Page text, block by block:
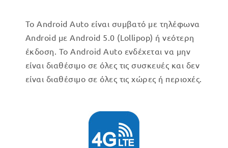
Το Android Auto είναι συμβατό με τηλέφωνα
Android με Android 5.0 (Lollipop) ή νεότερη
έκδοση. Το Android Auto ενδέχεται να μην
είναι διαθέσιμο σε όλες τις συσκευές και δεν
είναι διαθέσιμο σε όλες τις χώρες ή περιοχές.